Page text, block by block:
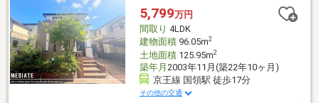
じられ、水辺の開放感を取り入れやすいロケーション 散歩や気
分転換など、ゆったり過ごしたい日にも使いやすい環境です♪
5,799万円
間取り 4LDK
建物面積96.05m2
土地面積125.95m2
築年月 2003年11月(築22年10ヶ月)
京王線 国領駅 徒歩17分
その他の交通